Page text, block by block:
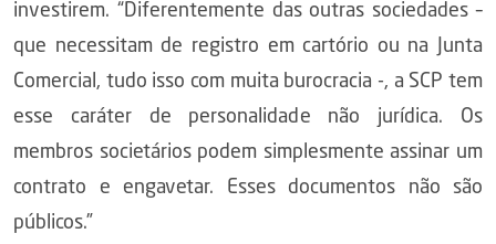
investirem. “Diferentemente das outras sociedades –
que necessitam de registro em cartório ou na Junta
Comercial, tudo isso com muita burocracia -, a SCP tem
esse caráter de personalidade não jurídica. Os
membros societários podem simplesmente assinar um
contrato e engavetar. Esses documentos não são
públicos.”